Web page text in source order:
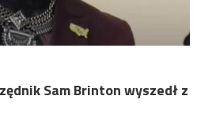
Sam Brinton wyszedł z